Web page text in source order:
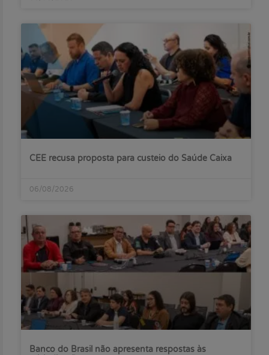
CEE recusa proposta para custeio do Saúde Caixa
06/08/2026
Banco do Brasil não apresenta respostas às